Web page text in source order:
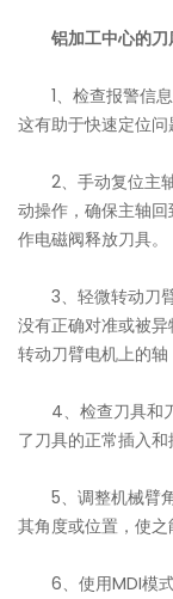
铝加工中心的刀
1、检查报警信息
这有助于快速定位问
2、手动复位主轴
动操作，确保主轴
作电磁阀释放刀具。
3、轻微转动刀臂
没有正确对准或被
转动刀臂电机上的轴
4、检查刀具和刀
了刀具的正常插入和
5、调整机械臂角
其角度或位置，使之
6、使用MDI模式